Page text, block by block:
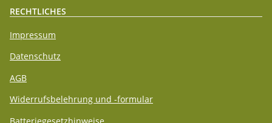
RECHTLICHES
Impressum
Datenschutz
AGB
Widerrufsbelehrung und -formular
Batteriegesetzhinweise